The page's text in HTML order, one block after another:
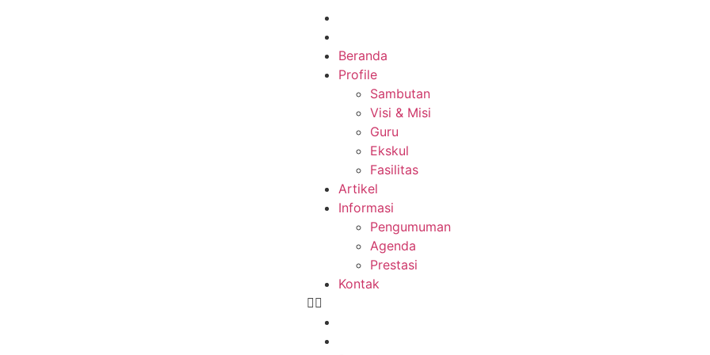
Beranda
Profile
Sambutan
Visi & Misi
Guru
Ekskul
Fasilitas
Artikel
Informasi
Pengumuman
Agenda
Prestasi
Kontak